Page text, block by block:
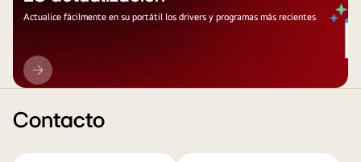
Actualice fácilmente en su portátil los drivers y programas más recientes
LG
actualización
Contacto